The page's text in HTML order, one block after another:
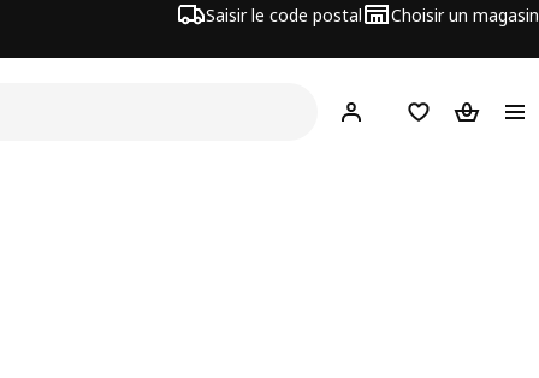
Saisir le code postal Choisir un magasin
Mon compteFavorisPanier